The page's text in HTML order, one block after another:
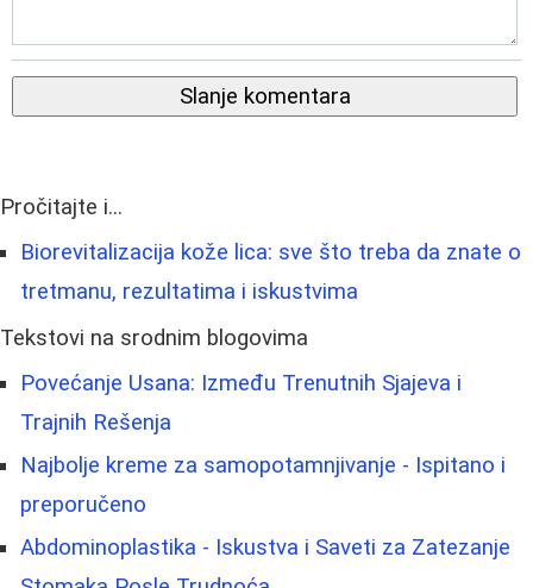
Slanje komentara
Pročitajte i...
Biorevitalizacija kože lica: sve što treba da znate o
tretmanu, rezultatima i iskustvima
Tekstovi na srodnim blogovima
Povećanje Usana: Između Trenutnih Sjajeva i
Trajnih Rešenja
Najbolje kreme za samopotamnjivanje - Ispitano i
preporučeno
Abdominoplastika - Iskustva i Saveti za Zatezanje